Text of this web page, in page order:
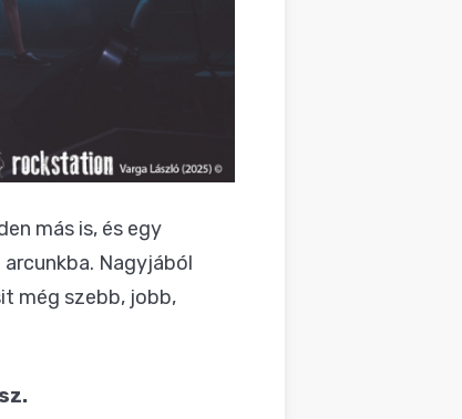
más is, és egy
Nagyjából
még szebb, jobb,